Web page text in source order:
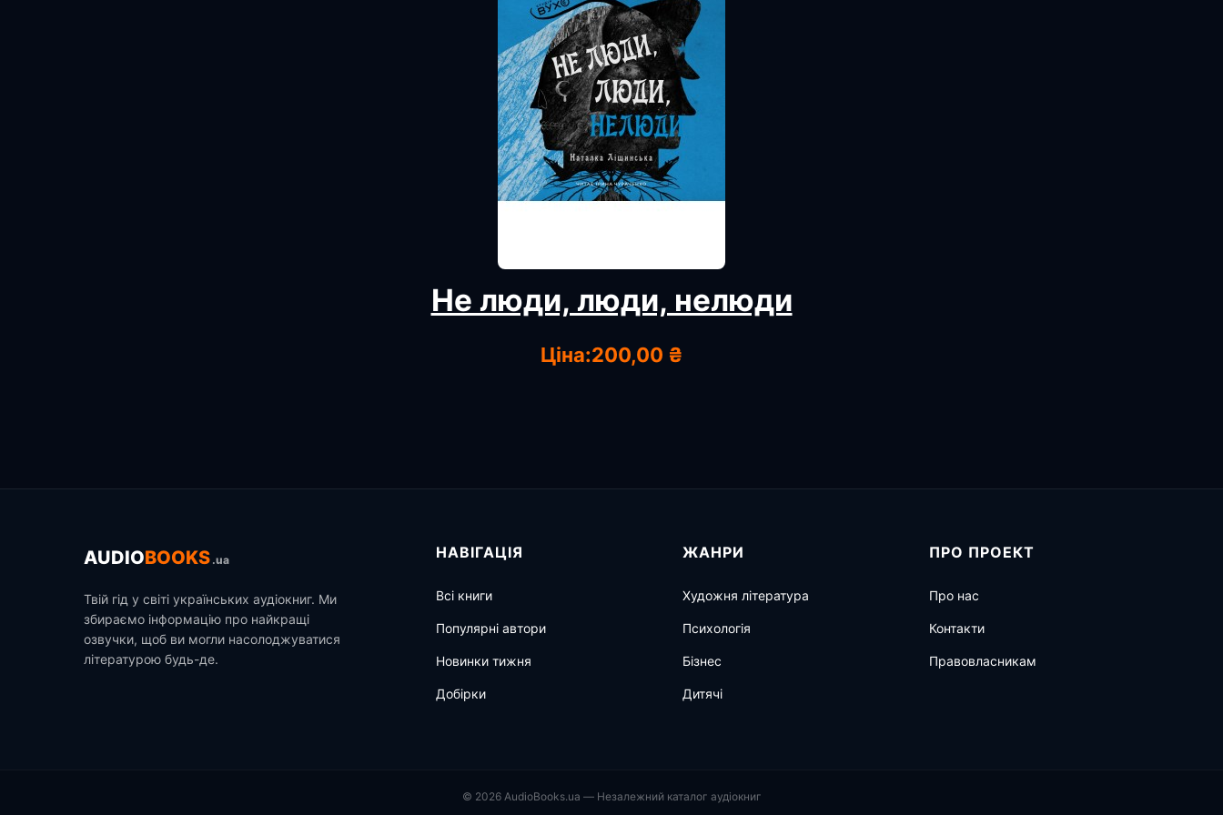
Не люди, люди, нелюди
Ціна:200,00 ₴
AUDIOBOOKS .ua
Твій гід у світі українських аудіокниг. Ми
збираємо інформацію про найкращі
озвучки, щоб ви могли насолоджуватися
літературою будь-де.
НАВІГАЦІЯ
Всі книги
Популярні автори
Новинки тижня
Добірки
ЖАНРИ
Художня література
Психологія
Бізнес
Дитячі
ПРО ПРОЕКТ
Про нас
Контакти
Правовласникам
© 2026 AudioBooks.ua — Незалежний каталог аудіокниг